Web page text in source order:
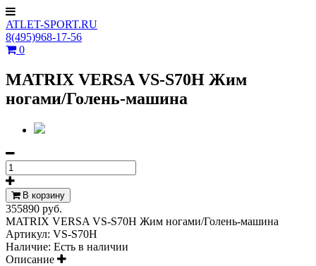
ATLET-SPORT.RU
8(495)968-17-56
0
MATRIX VERSA VS-S70H Жим
ногами/Голень-машина
В корзину
355890 руб.
MATRIX VERSA VS-S70H Жим ногами/Голень-машина
Артикул: VS-S70H
Наличие: Есть в наличии
Описание